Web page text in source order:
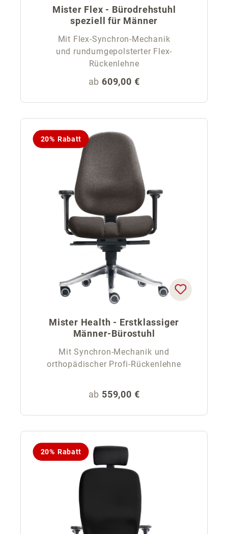
Mister Flex - Bürodrehstuhl
speziell für Männer
Mit Flex-Synchron-Mechanik
und rundumgepolsterter Flex-
Rückenlehne
Regulärer Preis:
ab 609,00 €
20% Rabatt
Mister Health - Erstklassiger
Männer-Bürostuhl
Mit Synchron-Mechanik und
orthopädischer Profi-Rückenlehne
Regulärer Preis:
ab 559,00 €
20% Rabatt